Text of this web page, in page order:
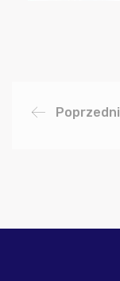
Poprzedni